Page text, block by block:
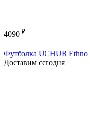
4090 ₽
Футболка UCHUR Ethno
Доставим сегодня